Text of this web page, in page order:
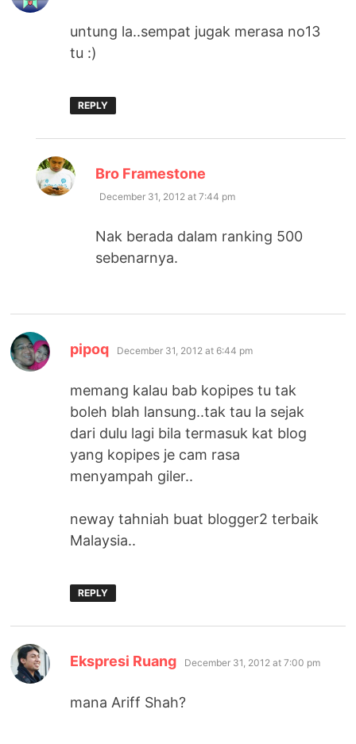
untung la..sempat jugak merasa no13
tu :)
REPLY
Bro Framestone
December 31, 2012 at 7:44 pm
Nak berada dalam ranking 500
sebenarnya.
pipoq says:
December 31, 2012 at 6:44 pm
memang kalau bab kopipes tu tak
boleh blah lansung..tak tau la sejak
dari dulu lagi bila termasuk kat blog
yang kopipes je cam rasa
menyampah giler..
neway tahniah buat blogger2 terbaik
Malaysia..
REPLY
Ekspresi Ruang says:
December 31, 2012 at 7:00 pm
mana Ariff Shah?